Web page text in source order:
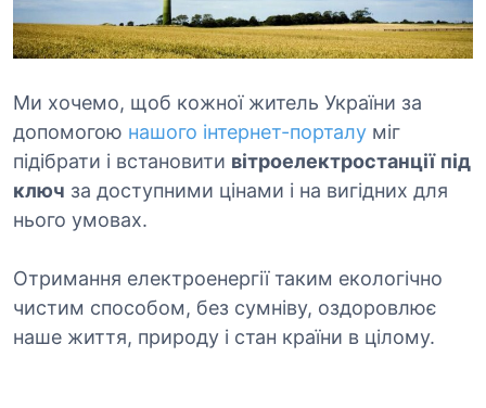
Ми хочемо, щоб кожної житель України за
допомогою нашого інтернет-порталу міг
підібрати і встановити вітроелектростанції під
ключ за доступними цінами і на вигідних для
нього умовах.
Отримання електроенергії таким екологічно
чистим способом, без сумніву, оздоровлює
наше життя, природу і стан країни в цілому.